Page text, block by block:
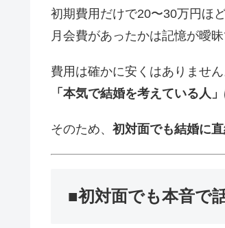
初期費用だけで20〜30万円ほ
月会費があったかは記憶が曖昧
費用は確かに安くはありませ
「本気で結婚を考えている人
そのため、 初対面でも結婚に
■初対面でも本音で